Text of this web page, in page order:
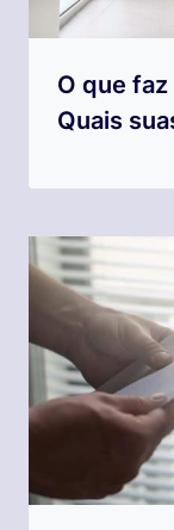
O que
Quais